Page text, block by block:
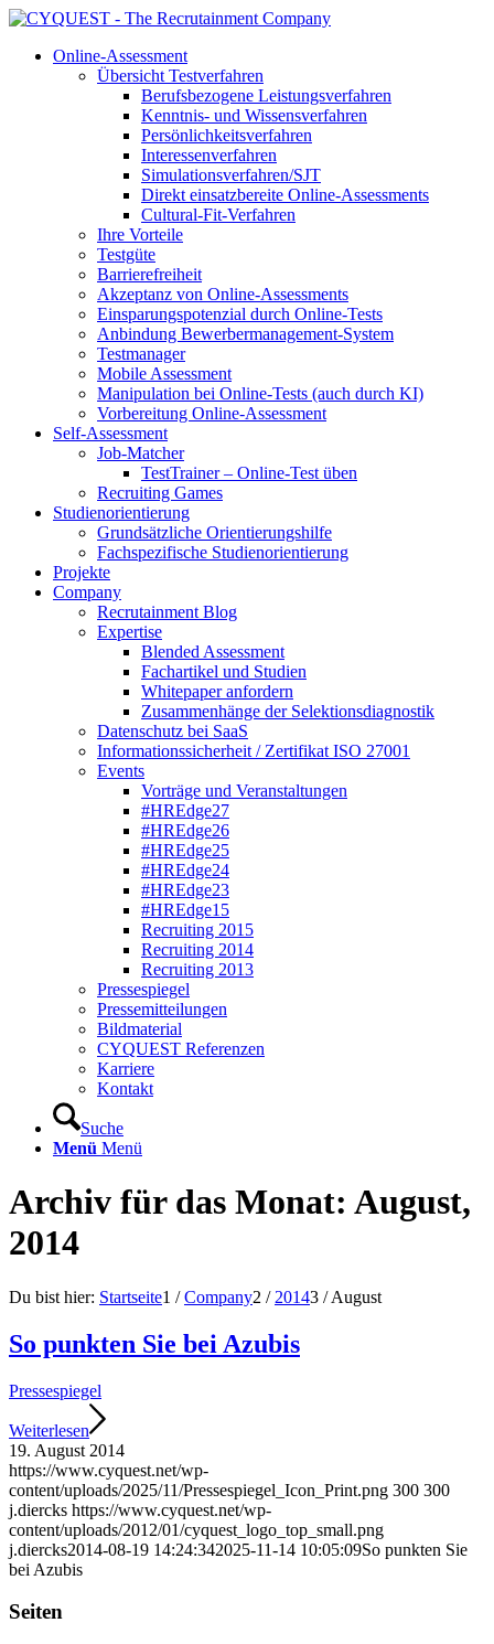
Online-Assessment
Übersicht Testverfahren
Berufsbezogene Leistungsverfahren
Kenntnis- und Wissensverfahren
Persönlichkeitsverfahren
Interessenverfahren
Simulationsverfahren/SJT
Direkt einsatzbereite Online-Assessments
Cultural-Fit-Verfahren
Ihre Vorteile
Testgüte
Barrierefreiheit
Akzeptanz von Online-Assessments
Einsparungspotenzial durch Online-Tests
Anbindung Bewerbermanagement-System
Testmanager
Mobile Assessment
Manipulation bei Online-Tests (auch durch KI)
Vorbereitung Online-Assessment
Self-Assessment
Job-Matcher
TestTrainer – Online-Test üben
Recruiting Games
Studienorientierung
Grundsätzliche Orientierungshilfe
Fachspezifische Studienorientierung
Projekte
Company
Recrutainment Blog
Expertise
Blended Assessment
Fachartikel und Studien
Whitepaper anfordern
Zusammenhänge der Selektionsdiagnostik
Datenschutz bei SaaS
Informationssicherheit / Zertifikat ISO 27001
Events
Vorträge und Veranstaltungen
#HREdge27
#HREdge26
#HREdge25
#HREdge24
#HREdge23
#HREdge15
Recruiting 2015
Recruiting 2014
Recruiting 2013
Pressespiegel
Pressemitteilungen
Bildmaterial
CYQUEST Referenzen
Karriere
Kontakt
Suche
Menü Menü
Archiv für das Monat: August,
2014
Du bist hier: Startseite1 / Company2 / 20143 / August
So punkten Sie bei Azubis
Pressespiegel
Weiterlesen
19. August 2014
https://www.cyquest.net/wp-
content/uploads/2025/11/Pressespiegel_Icon_Print.png 300 300
j.diercks https://www.cyquest.net/wp-
content/uploads/2012/01/cyquest_logo_top_small.png
j.diercks2014-08-19 14:24:342025-11-14 10:05:09So punkten Sie
bei Azubis
Seiten